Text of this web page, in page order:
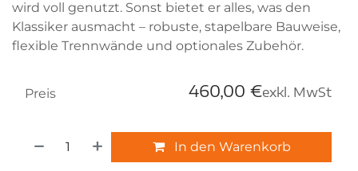
wird voll genutzt. Sonst bietet er alles, was den
Klassiker ausmacht – robuste, stapelbare Bauweise,
flexible Trennwände und optionales Zubehör.
In den Warenkorb
Preis 460,00 €exkl. MwSt